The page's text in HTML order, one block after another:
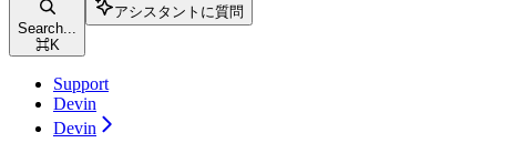
Search...
⌘K
アシスタントに質問
Support
Devin
Devin